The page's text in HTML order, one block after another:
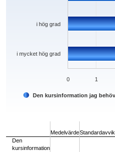
Den kursinformation jag
i mycket hög grad
i hög grad
0 1
Medelvärde
Den
kursinformation